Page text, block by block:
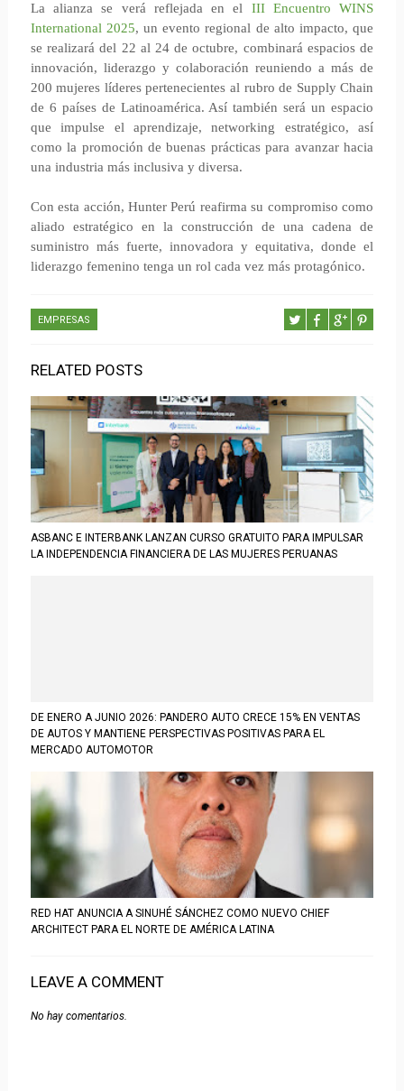
La alianza se verá reflejada en el III Encuentro WINS
International 2025, un evento regional de alto impacto, que
se realizará del 22 al 24 de octubre, combinará espacios de
innovación, liderazgo y colaboración reuniendo a más de
200 mujeres líderes pertenecientes al rubro de Supply Chain
de 6 países de Latinoamérica. Así también será un espacio
que impulse el aprendizaje, networking estratégico, así
como la promoción de buenas prácticas para avanzar hacia
una industria más inclusiva y diversa.
Con esta acción, Hunter Perú reafirma su compromiso como
aliado estratégico en la construcción de una cadena de
suministro más fuerte, innovadora y equitativa, donde el
liderazgo femenino tenga un rol cada vez más protagónico.
EMPRESAS
RELATED POSTS
ASBANC E INTERBANK LANZAN CURSO GRATUITO PARA IMPULSAR
LA INDEPENDENCIA FINANCIERA DE LAS MUJERES PERUANAS
DE ENERO A JUNIO 2026: PANDERO AUTO CRECE 15% EN VENTAS
DE AUTOS Y MANTIENE PERSPECTIVAS POSITIVAS PARA EL
MERCADO AUTOMOTOR
RED HAT ANUNCIA A SINUHÉ SÁNCHEZ COMO NUEVO CHIEF
ARCHITECT PARA EL NORTE DE AMÉRICA LATINA
LEAVE A COMMENT
No hay comentarios.